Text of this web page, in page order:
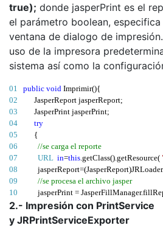
true); donde jasperPrint es el
el parámetro boolean,
ventana de dialogo de
uso de la impresora
sistema así como la
01 public void Imprimir(){
02
        JasperReport jasperReport
;
03
        JasperPrint jasperPrint
;
04
try
05
{
06
//se carga el reporte
07
URL in=this getClass(). getResource(
08
          jasperReport
=(JasperReport)JRLoader.
09
//se procesa el archivo jasper
10
          jasperPrint
= JasperFillManager.
11
//impresion de reporte
// TRUE: muestra la ventana de
13
          JasperPrintManager
2.- Impresión con PrintService
y JRPrintServiceExporter